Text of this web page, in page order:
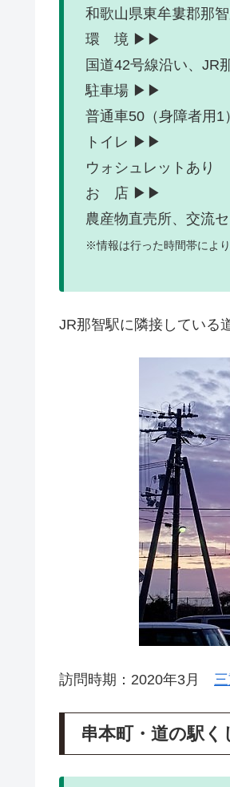
和歌山県東牟婁郡那
環 境 ▶▶
国道42号線沿い
駐車場 ▶▶
普通車50（身障者用1
トイレ ▶▶
ウォシュレッ
お 店 ▶▶
農産物直売所、交流
※情報は行った時間帯によ
JR那智駅に隣接している
訪問時期：2020年3月
串本町・道の駅